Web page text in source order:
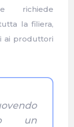
richiede
la filiera,
ai produttori
un